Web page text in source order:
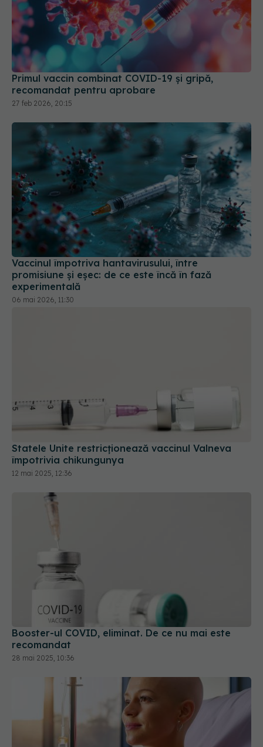
Primul vaccin combinat COVID-19 și gripă,
recomandat pentru aprobare
27 feb 2026, 20:15
Vaccinul împotriva hantavirusului, între
promisiune și eșec: de ce este încă în fază
experimentală
06 mai 2026, 11:30
Statele Unite restricţionează vaccinul Valneva
împotrivia chikungunya
12 mai 2025, 12:36
Booster-ul COVID, eliminat. De ce nu mai este
28 mai 2025, 10:36